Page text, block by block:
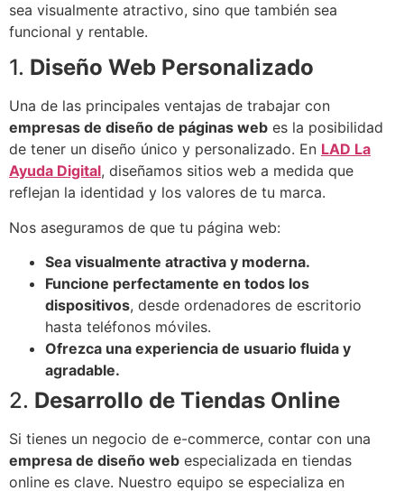
sea visualmente atractivo, sino que también sea
funcional y rentable.
1. Diseño Web Personalizado
Una de las principales ventajas de trabajar con
empresas de diseño de páginas web es la posibilidad
de tener un diseño único y personalizado. En LAD La
Ayuda Digital, diseñamos sitios web a medida que
reflejan la identidad y los valores de tu marca.
Nos aseguramos de que tu página web:
Sea visualmente atractiva y moderna.
Funcione perfectamente en todos los
dispositivos, desde ordenadores de escritorio
hasta teléfonos móviles.
Ofrezca una experiencia de usuario fluida y
agradable.
2. Desarrollo de Tiendas Online
Si tienes un negocio de e-commerce, contar con una
empresa de diseño web especializada en tiendas
online es clave. Nuestro equipo se especializa en